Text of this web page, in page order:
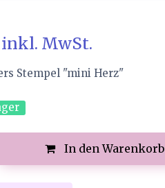
inkl. MwSt.
Stempel "mini Herz"
In den Warenkorb